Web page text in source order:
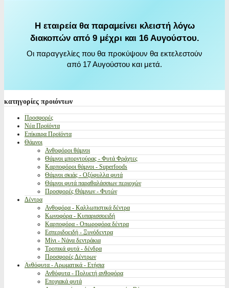
Η εταιρεία θα παραμείνει κλειστή λόγω
διακοπών από 9 μέχρι και 16 Αυγούστου.
Οι παραγγελίες που θα προκύψουν θα εκτελεστούν
από 17 Αυγούστου και μετά.
κατηγορίες προιόντων
Προσφορές
Νέα Προϊόντα
Επίκαιρα Προϊόντα
Θάμνοι
Ανθοφόροι θάμνοι
Θάμνοι μπορντούρας - Φυτά Φράχτες
Καρποφόροι θάμνοι - Superfoods
Θάμνοι σκιάς - Οξύφυλλα φυτά
Θάμνοι φυτά παραθαλάσσιων περιοχών
Προσφορές Θάμνων - Φυτών
Δέντρα
Ανθοφόρα - Καλλωπιστικά δέντρα
Κωνοφόρα - Κυπαρισσοειδή
Καρποφόρα - Οπωροφόρα δέντρα
Εσπεριδοειδή - Ξυνόδεντρα
Μίνι - Νάνα δεντράκια
Τροπικά φυτά - δένδρα
Προσφορές Δέντρων
Ανθόφυτα - Αρωματικά - Ετήσια
Ανθόφυτα - Πολυετή ανθοφόρα
Εποχιακά φυτά